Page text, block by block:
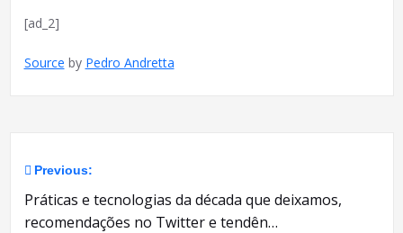
[ad_2]
Source by Pedro Andretta
Navegação
de
Previous:
Práticas e tecnologias da década que deixamos,
recomendações no Twitter e tendên…